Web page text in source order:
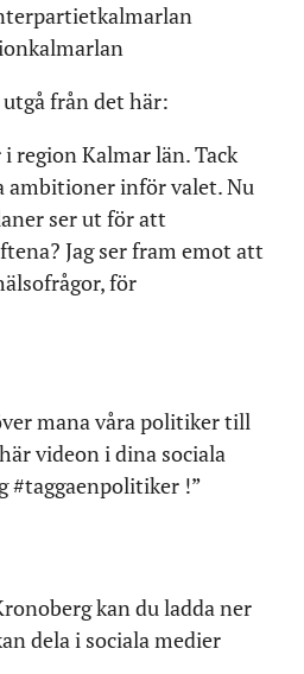
från det här:
region Kalmar län. Tack
ambitioner inför valet. Nu
ser ut för att
Jag ser fram emot att
för
mana våra politiker till
videon i dina sociala
#taggaenpolitiker !”
kan du ladda ner
dela i sociala medier